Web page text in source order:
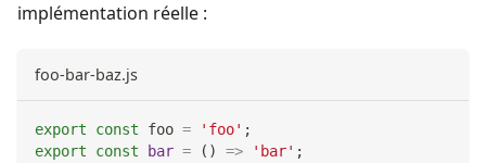
implémentation réelle :
foo-bar-baz.js
export const foo = 'foo' ;
export
const bar = ( ) => 'bar' ;